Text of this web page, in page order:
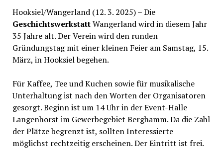
Hooksiel/Wangerland (12. 3. 2025) – Die
GeschichtswerkstattWangerland wird in diesem Jahr
35 Jahre alt. Der Verein wird den runden
Gründungstag mit einer kleinen Feier am Samstag, 15.
März, in Hooksiel begehen.
Für Kaffee, Tee und Kuchen sowie für musikalische
Unterhaltung ist nach den Worten der Organisatoren
gesorgt. Beginn ist um 14 Uhr in der Event-Halle
Langenhorst im Gewerbegebiet Berghamm. Da die Zahl
der Plätze begrenzt ist, sollten Interessierte
möglichst rechtzeitig erscheinen. Der Eintritt ist frei.